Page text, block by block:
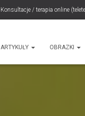
Konsultacje / terapia online
ARTYKUŁY OBRAZKI